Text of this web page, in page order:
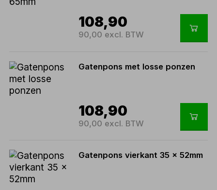
108,90
90,00 excl. BTW
Gatenpons met losse ponzen
108,90
90,00 excl. BTW
Gatenpons vierkant 35 x 52mm